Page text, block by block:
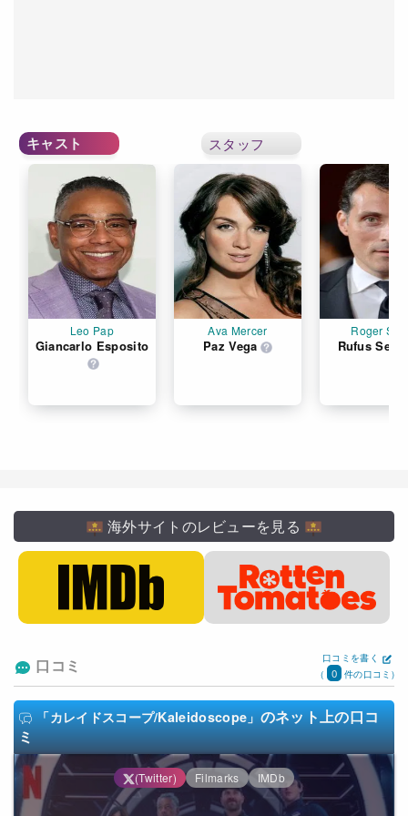
スタッフ
キャスト
Leo Pap
Giancarlo Esposito
Ava Mercer
Paz Vega
Roger
Rufus
海外サイトのレビューを見る
口コミ
口コミを書く
(
0 件の口コミ)
「カレイドスコープ/Kaleidoscope」のネット上の口コ
ミ
(Twitter) Filmarks IMDb